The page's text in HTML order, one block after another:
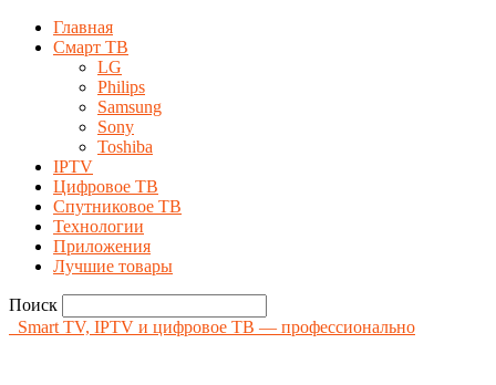
Главная
Смарт ТВ
LG
Philips
Samsung
Sony
Toshiba
IPTV
Цифровое ТВ
Спутниковое ТВ
Технологии
Приложения
Лучшие товары
Поиск
Smart TV, IPTV и цифровое ТВ — профессионально